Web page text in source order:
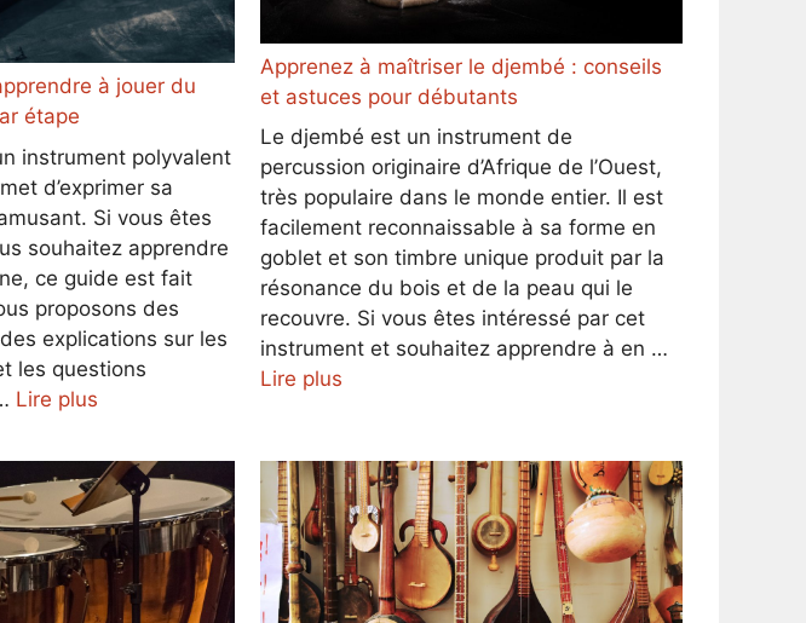
à jouer du
étape
instrument polyvalent
d’exprimer sa
Si vous êtes
souhaitez apprendre
ce guide est fait
proposons des
explications sur les
les questions
Lire plus
Apprenez à maîtriser le djembé : conseils
et astuces pour débutants
Le djembé est un instrument de
percussion originaire d’Afrique de l’Ouest,
très populaire dans le monde entier. Il est
facilement reconnaissable à sa forme en
goblet et son timbre unique produit par la
résonance du bois et de la peau qui le
recouvre. Si vous êtes intéressé par cet
instrument et souhaitez apprendre à en …
Lire plus